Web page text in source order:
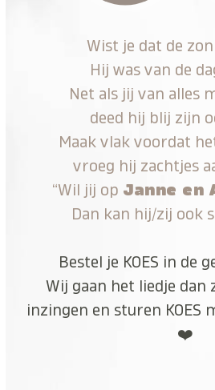
Wist je dat de
Hij was van de
Net als jij van alles
deed hij blij zijn
Maak vlak voordat
vroeg hij zachtjes
“Wil jij op Janne en
Dan kan hij/zij ook
Bestel je KOES in de
Wij gaan het liedje dan
inzingen en sturen KOES
❤️